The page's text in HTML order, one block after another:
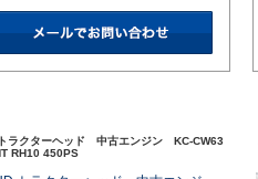
ラクターヘッド 中古エンジン KC-CW63
RH10 450PS